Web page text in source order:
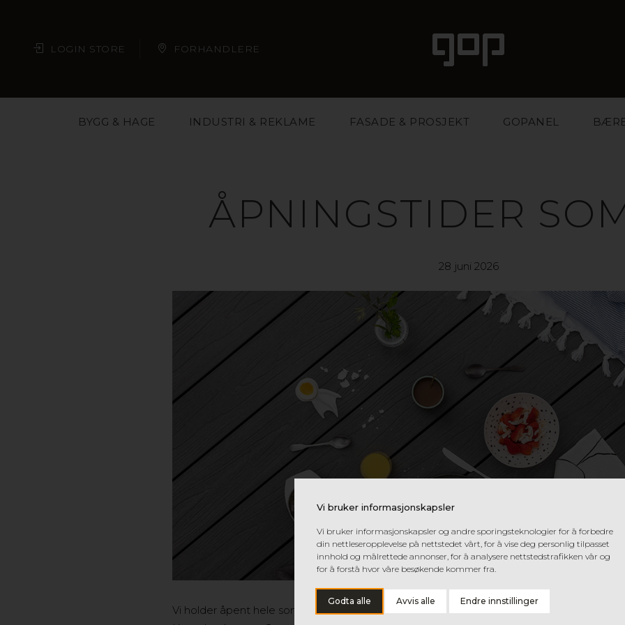
Vi bruker informasjonskapsler
Vi bruker informasjonskapsler og andre sporingsteknologier for å forbedre
din nettleseropplevelse på nettstedet vårt, for å vise deg personlig tilpasset
innhold og målrettede annonser, for å analysere nettstedstrafikken vår og
for å forstå hvor våre besøkende kommer fra.
Godta alle Avvis alle Endre innstillinger
LOGIN STORE FORHANDLERE
BYGG & HAGE INDUSTRI & REKLAME FASADE & PROSJEKT GOPANEL
ÅPNINGSTIDER
28 juni 2026
Vi holder åpent hele sommeren og leverer varer og tilbyr vår service som vanlig fra våre